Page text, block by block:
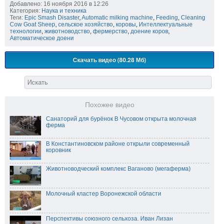
Добавлено: 16 ноября 2016 в 12:26
Категория: Наука и техника
Теги: Epic Smash Disaster,Automatic milking machine, Feeding, Cleaning
Cow Goat Sheep, сельское хозяйство, коровы, Интеллектуальные
технологии, животноводство, фермерство, доение коров,
Автоматическое доени
Скачать видео (80.28 Мб)
Похожее видео
Санаторий для бурёнок В Чусовом открыта молочная
ферма
В Константиновском районе открыли современный
коровник
Животноводческий комплекс Ваганово (мегаферма)
Молочный кластер Воронежской области
Перспективы союзного сельхоза. Иван Лизан